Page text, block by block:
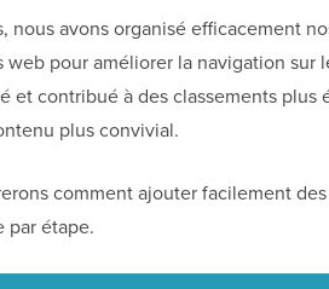
nous avons organisé efficacement
pour améliorer la navigation sur
et contribué à des classements plus
plus convivial.
comment ajouter facilement
par étape.